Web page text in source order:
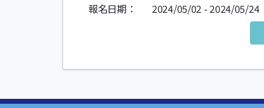
報名日期：
2024/05/02 - 2024/05/24